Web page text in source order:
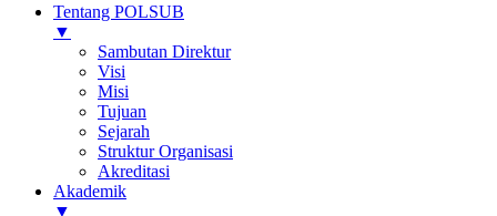
Tentang POLSUB
▼
Sambutan Direktur
Visi
Misi
Tujuan
Sejarah
Struktur Organisasi
Akreditasi
Akademik
▼